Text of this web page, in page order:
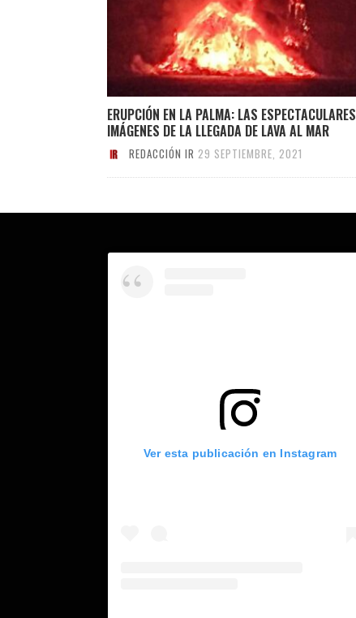
ERUPCIÓN EN LA PALMA: LAS ESPECTACULARES
IMÁGENES DE LA LLEGADA DE LAVA AL MAR
REDACCIÓN IR 29 SEPTIEMBRE, 2021
Ver esta publicación en Instagram